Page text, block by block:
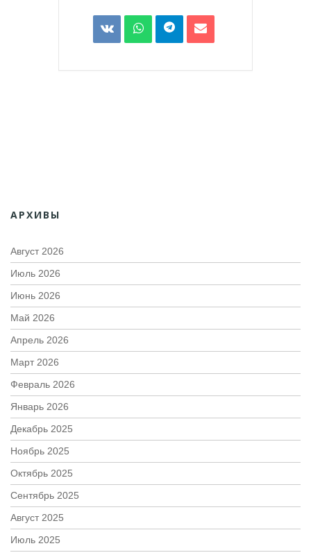
АРХИВЫ
Август 2026
Июль 2026
Июнь 2026
Май 2026
Апрель 2026
Март 2026
Февраль 2026
Январь 2026
Декабрь 2025
Ноябрь 2025
Октябрь 2025
Сентябрь 2025
Август 2025
Июль 2025